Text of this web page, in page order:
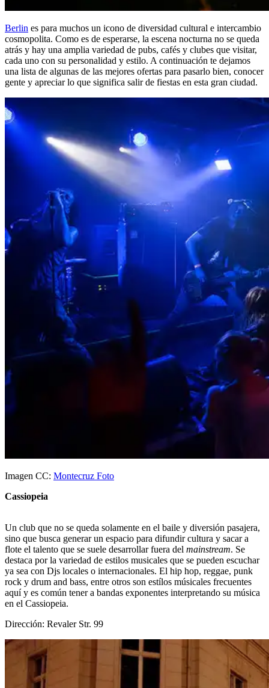
Berlin es para muchos un icono de diversidad cultural e intercambio
cosmopolita. Como es de esperarse, la escena nocturna no se queda
atrás y hay una amplia variedad de pubs, cafés y clubes que visitar,
cada uno con su personalidad y estilo. A continuación te dejamos
una lista de algunas de las mejores ofertas para pasarlo bien, conocer
gente y apreciar lo que significa salir de fiestas en esta gran ciudad.
Imagen CC: Montecruz Foto
Cassiopeia
Un club que no se queda solamente en el baile y diversión pasajera,
sino que busca generar un espacio para difundir cultura y sacar a
flote el talento que se suele desarrollar fuera del mainstream. Se
destaca por la variedad de estilos musicales que se pueden escuchar
ya sea con Djs locales o internacionales. El hip hop, reggae, punk
rock y drum and bass, entre otros son estílos músicales frecuentes
aquí y es común tener a bandas exponentes interpretando su música
en el Cassiopeia.
Dirección: Revaler Str. 99